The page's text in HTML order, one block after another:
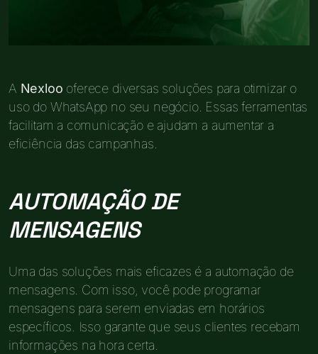
A Nexloo oferece diversas soluções para otimizar o
uso do WhatsApp no seu negócio. Essas ferramentas
facilitam a comunicação e ajudam a aumentar a
eficiência das campanhas.
AUTOMAÇÃO DE
MENSAGENS
Uma das soluções mais eficazes é a automação de
mensagens. Com isso, você pode programar
mensagens para serem enviadas em horários
específicos. Isso garante que seus clientes recebam
informações na hora certa.